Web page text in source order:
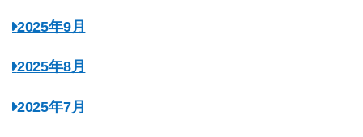
2025年9月
2025年8月
2025年7月